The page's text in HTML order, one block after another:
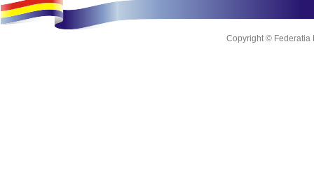
Copyright © Federatia